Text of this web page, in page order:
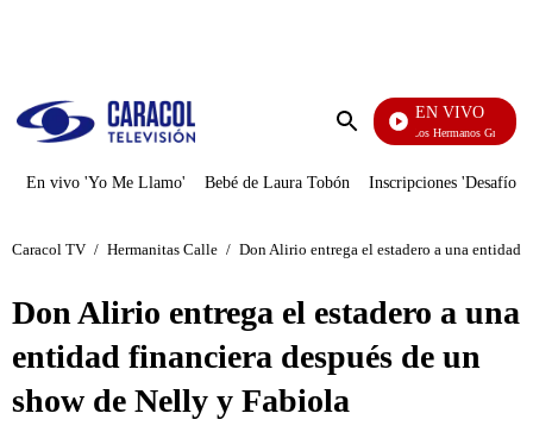
Enviar
EN VIVO
Cuentos De Los Hermanos Grimm
En vivo 'Yo Me Llamo' Bebé de Laura Tobón Inscripciones 'Desafío'
Caracol TV / Hermanitas Calle / Don Alirio entrega el estadero a una entidad
Don Alirio entrega el estadero a una
entidad financiera después de un
show de Nelly y Fabiola